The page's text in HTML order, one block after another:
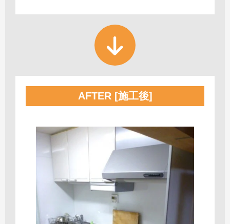
AFTER [施工後]